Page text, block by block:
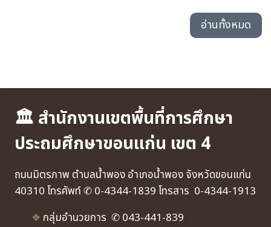
อ่านทั้งหมด
🏛 สำนักงานเขตพื้นที่การศึกษา
ประถมศึกษาขอนแก่น เขต 4
ถนนมิตรภาพ ตำบลน้ำพอง อำเภอน้ำพอง จังหวัดขอนแก่น
40310 โทรศัพท์ ✆ 0-4344-1839 โทรสาร 0-4344-1913
❖ กลุ่มอำนวยการ ✆ 043-441-839